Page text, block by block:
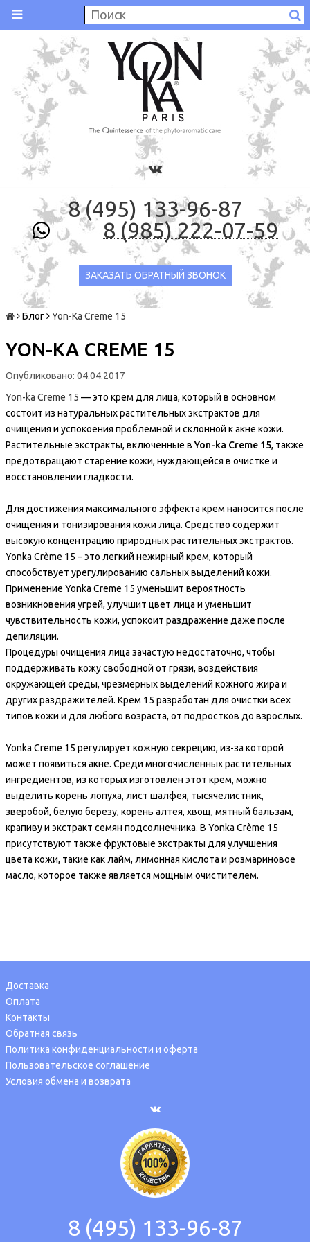
8 (495) 133-96-87
8 (985) 222-07-59
ЗАКАЗАТЬ ОБРАТНЫЙ ЗВОНОК
Блог Yon-Ka Creme 15
YON-KA CREME 15
Опубликовано: 04.04.2017
Yon-ka Creme 15 — это крем для лица, который в основном
состоит из натуральных растительных экстрактов для
очищения и успокоения проблемной и склонной к акне кожи.
Растительные экстракты, включенные вYon-ka Creme 15, также
предотвращают старение кожи, нуждающейся в очистке и
восстановлении гладкости.
Для достижения максимального эффекта крем наносится после
очищения и тонизирования кожи лица. Средство содержит
высокую концентрацию природных растительных экстрактов.
Yonka Crème 15 – это легкий нежирный крем, который
способствует урегулированию сальных выделений кожи.
Применение Yonka Creme 15 уменьшит вероятность
возникновения угрей, улучшит цвет лица и уменьшит
чувствительность кожи, успокоит раздражение даже после
депиляции.
Процедуры очищения лица зачастую недостаточно, чтобы
поддерживать кожу свободной от грязи, воздействия
окружающей среды, чрезмерных выделений кожного жира и
других раздражителей. Крем 15 разработан для очистки всех
типов кожи и для любого возраста, от подростков до взрослых.
Yonka Creme 15 регулирует кожную секрецию, из-за которой
может появиться акне. Среди многочисленных растительных
ингредиентов, из которых изготовлен этот крем, можно
выделить корень лопуха, лист шалфея, тысячелистник,
зверобой, белую березу, корень алтея, хвощ, мятный бальзам,
крапиву и экстракт семян подсолнечника. В Yonka Crème 15
присутствуют также фруктовые экстракты для улучшения
цвета кожи, такие как лайм, лимонная кислота и розмариновое
масло, которое также является мощным очистителем.
Доставка
Оплата
Контакты
Обратная связь
Политика конфиденциальности и оферта
Пользовательское соглашение
Условия обмена и возврата
8 (495) 133-96-87